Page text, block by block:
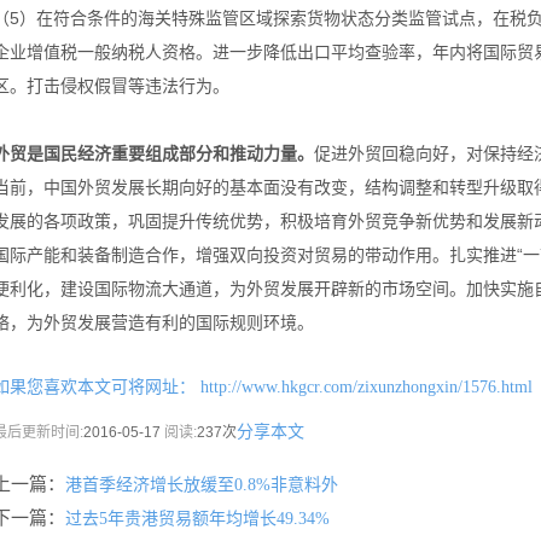
5）在符合条件的海关特殊监管区域探索货物状态分类监管试点，在税
业增值税一般纳税人资格。进一步降低出口平均查验率，年内将国际贸
。打击侵权假冒等违法行为。
贸是国民经济重要组成部分和推动力量。 促进外贸回稳向好，对保持
前，中国外贸发展长期向好的基本面没有改变，结构调整和转型升级
展的各项政策，巩固提升传统优势，积极培育外贸竞争新优势和发展
际产能和装备制造合作，增强双向投资对贸易的带动作用。扎实推进“
利化，建设国际物流大通道，为外贸发展开辟新的市场空间。加快实
，为外贸发展营造有利的国际规则环境。
果您喜欢本文可将网址： http://www.hkgcr.com/zixunzhongxin/1576.html
后更新时间:2016-05-17 阅读:237次分享本文
一篇： 港首季经济增长放缓至0.8%非意料外
一篇： 过去5年贵港贸易额年均增长49.34%